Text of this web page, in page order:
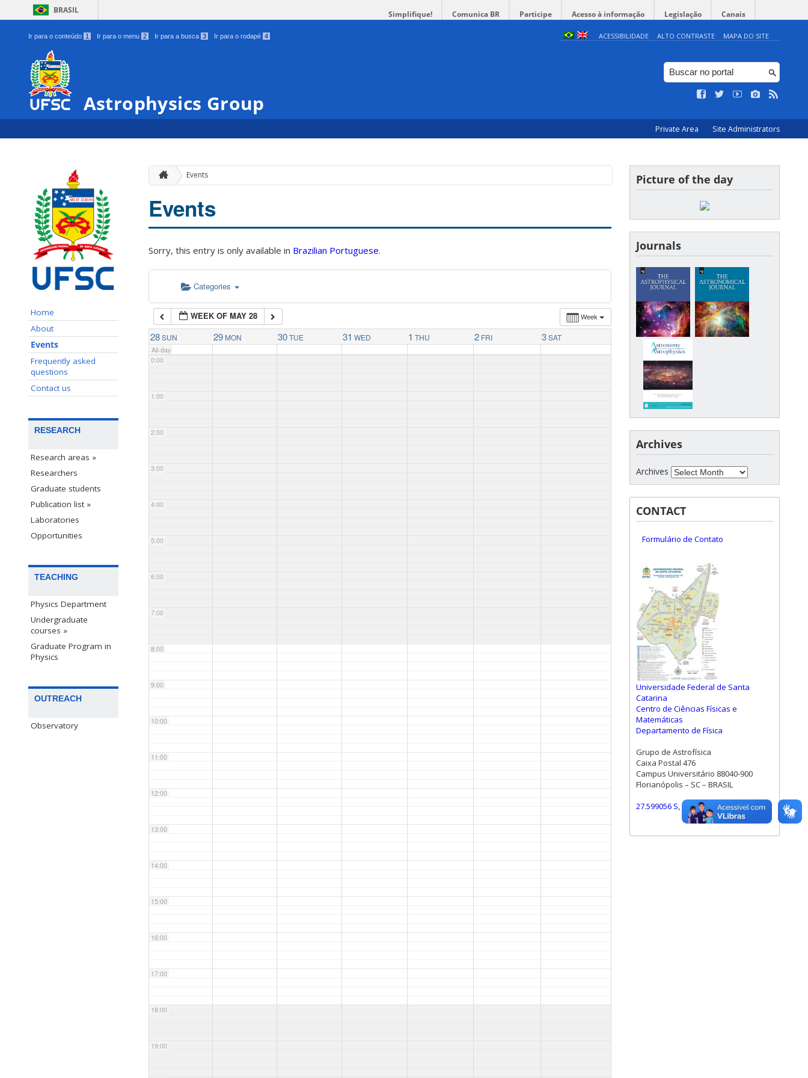
BRASIL Simplifique! Comunica BR Participe Acesso à informação Legislação Canais
Ir para o conteúdo 1 Ir para o menu 2 Ir para a busca 3 Ir para o rodapé 4 ACESSIBILIDADE ALTO CONTRASTE MAPA DO SITE
Astrophysics Group
Private Area Site Administrators
Home
About
Events
Frequently asked
questions
Contact us
RESEARCH
Research areas »
Researchers
Graduate students
Publication list »
Laboratories
Opportunities
TEACHING
Physics Department
Undergraduate
courses »
Graduate Program in
Physics
OUTREACH
Observatory
Events
Events
Sorry, this entry is only available in Brazilian Portuguese.
Categories
Week
WEEK OF MAY 28
28 SUN 29 MON 30 TUE 31 WED 1 THU 2 FRI 3 SAT
All-day
0:00
1:00
2:00
3:00
4:00
5:00
6:00
7:00
8:00
9:00
10:00
11:00
12:00
13:00
14:00
15:00
16:00
17:00
18:00
19:00
Picture of the day
Journals
Archives
Archives
CONTACT
Formulário de Contato
Universidade Federal de Santa
Catarina
Centro de Ciências Físicas e
Matemáticas
Departamento de Física
Grupo de Astrofísica
Caixa Postal 476
Campus Universitário 88040-900
Florianópolis – SC – BRASIL
27.599056 S, 48.523472 W